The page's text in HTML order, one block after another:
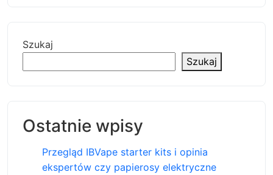
Szukaj
Szukaj
Ostatnie wpisy
Przegląd IBVape starter kits i opinia
ekspertów czy papierosy elektryczne